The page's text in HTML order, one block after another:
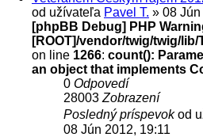
od užívateľa Pavel T. » 08
[phpBB Debug] PHP
[ROOT]/vendor/twig/twig/
on line 1266: count():
an object that implements
0 Odpovedí
28003 Zobrazení
Posledný príspevokod
08 Jún 2012, 19:11